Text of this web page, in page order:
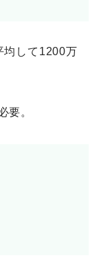
均して1200万
要。